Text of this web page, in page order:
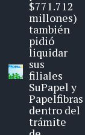
$771.712
millones)
también
pidió
liquidar
sus
filiales
SuPapel y
Papelfibras
dentro del
trámite